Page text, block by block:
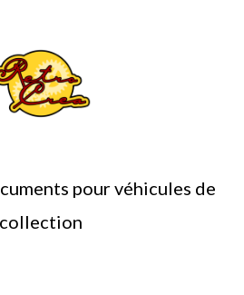
pour véhicules de
collection